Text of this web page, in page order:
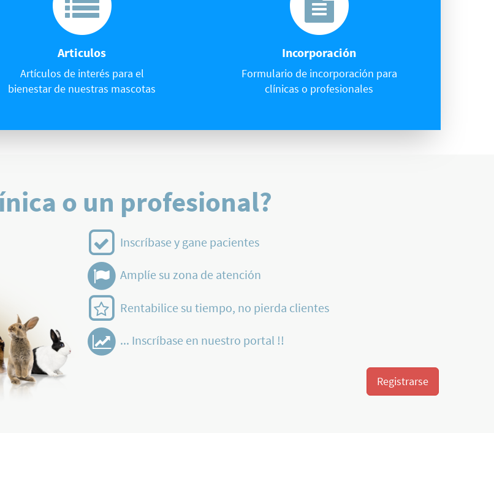
Articulos
Artículos de interés para el
bienestar de nuestras mascotas
Incorporación
Formulario de incorporación para
clínicas o profesionales
o un profesional?
Inscríbase y gane pacientes
Amplíe su zona de atención
Rentabilice su tiempo, no pierda clientes
... Inscríbase en nuestro portal !!
Registrarse